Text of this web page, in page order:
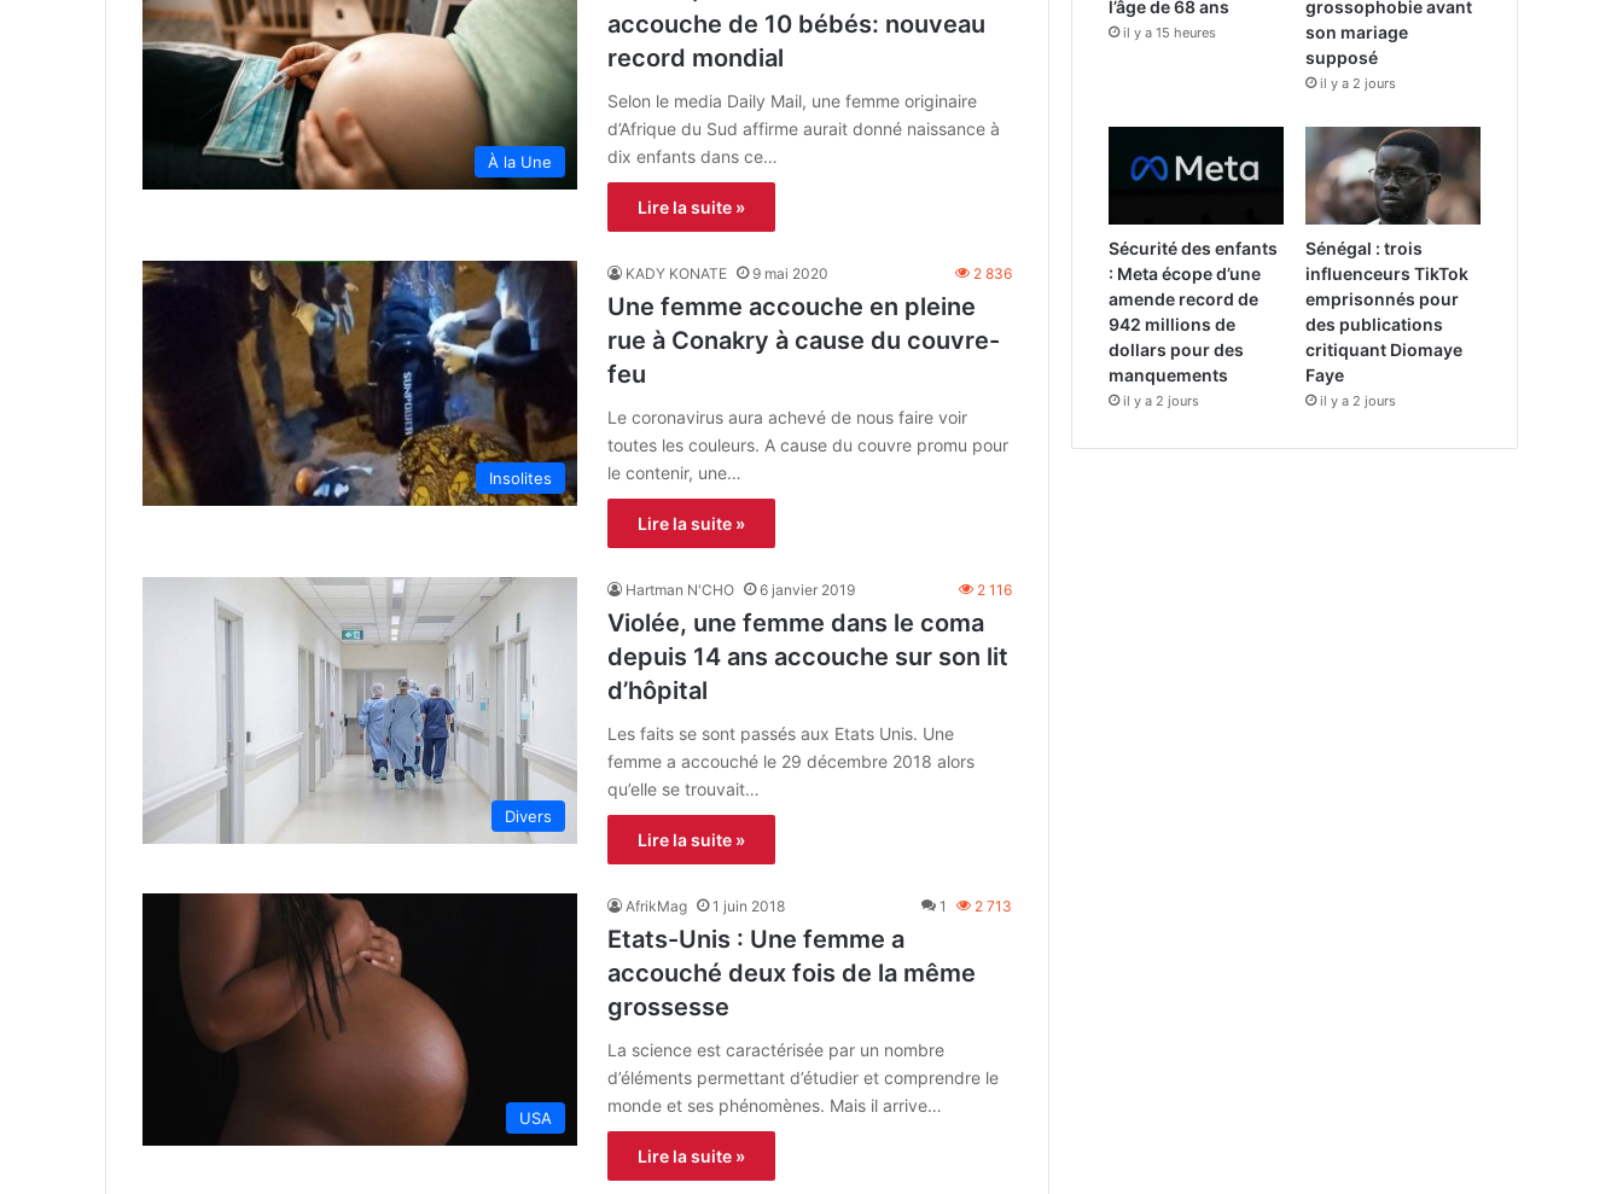
À la Une
accouche de 10 bébés: nouveau
record mondial
Selon le media Daily Mail, une femme originaire
d’Afrique du Sud affirme aurait donné naissance à
dix enfants dans ce…
Lire la suite »
Insolites
KADY KONATE 9 mai 2020 2 836
Une femme accouche en pleine
rue à Conakry à cause du couvre-
feu
Le coronavirus aura achevé de nous faire voir
toutes les couleurs. A cause du couvre promu pour
le contenir, une…
Lire la suite »
Divers
Hartman N'CHO 6 janvier 2019 2 116
Violée, une femme dans le coma
depuis 14 ans accouche sur son lit
d’hôpital
Les faits se sont passés aux Etats Unis. Une
femme a accouché le 29 décembre 2018 alors
qu’elle se trouvait…
Lire la suite »
USA
AfrikMag 1 juin 2018 1 2 713
Etats-Unis : Une femme a
accouché deux fois de la même
grossesse
La science est caractérisée par un nombre
d’éléments permettant d’étudier et comprendre le
monde et ses phénomènes. Mais il arrive…
Lire la suite »
l’âge de 68 ans
il y a 15 heures
grossophobie avant
son mariage
supposé
il y a 2 jours
Sécurité des enfants
: Meta écope d’une
amende record de
942 millions de
dollars pour des
manquements
il y a 2 jours
Sénégal : trois
influenceurs TikTok
emprisonnés pour
des publications
critiquant Diomaye
Faye
il y a 2 jours